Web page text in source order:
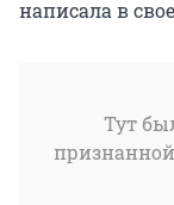
написала в
Тут